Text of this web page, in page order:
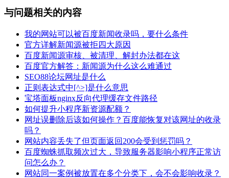
与问题相关的内容
我的网站可以被百度新闻收录吗，要什么条件
官方详解新闻源被拒四大原因
百度新闻源审核、被清理、解封办法都在这
百度官方解答：新闻源为什么这么难通过
SEO88论坛网址是什么
正则表达式中[^>]是什么意思
宝塔面板nginx反向代理缓存文件路径
如何提升小程序新资源配额？
网址误删除后该如何操作？百度能恢复对该网址的收录
吗？
网站内容丢失了但页面返回200会受到惩罚吗？
百度蜘蛛抓取频次过大，导致服务器影响小程序正常访
问怎么办？
网站同一案例被放置在多个分类下，会不会影响收录？